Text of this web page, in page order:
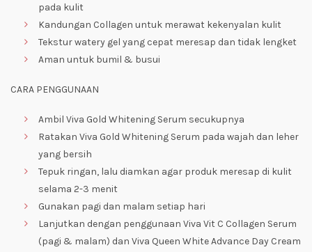
pada kulit
Kandungan Collagen untuk merawat kekenyalan kulit
Tekstur watery gel yang cepat meresap dan tidak lengket
Aman untuk bumil & busui
CARA PENGGUNAAN
Ambil Viva Gold Whitening Serum secukupnya
Ratakan Viva Gold Whitening Serum pada wajah dan leher
yang bersih
Tepuk ringan, lalu diamkan agar produk meresap di kulit
selama 2-3 menit
Gunakan pagi dan malam setiap hari
Lanjutkan dengan penggunaan Viva Vit C Collagen Serum
(pagi & malam) dan Viva Queen White Advance Day Cream